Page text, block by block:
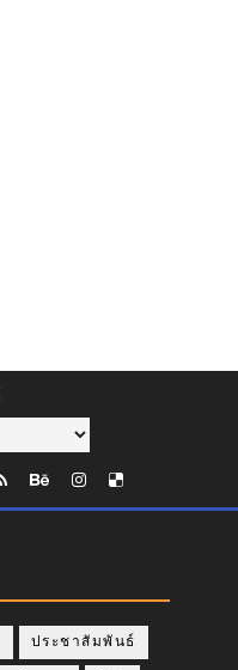
ประชาสัมพันธ์